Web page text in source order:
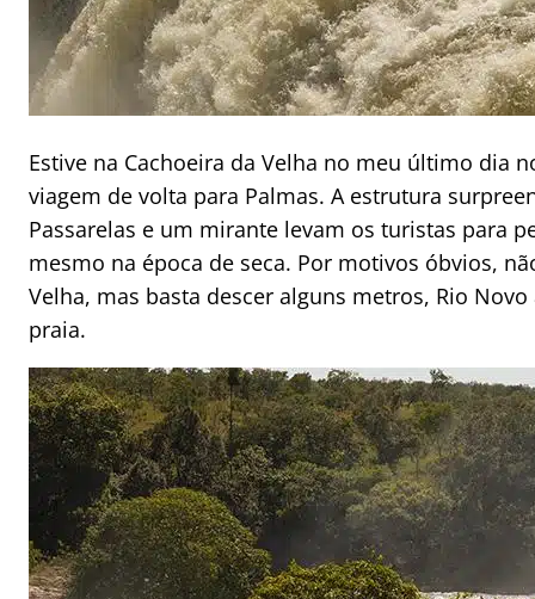
Estive na Cachoeira da Velha no meu último dia
viagem de volta para Palmas. A estrutura
Passarelas e um mirante levam os turistas para
mesmo na época de seca. Por motivos óbvios,
Velha, mas basta descer alguns metros, Rio
praia.